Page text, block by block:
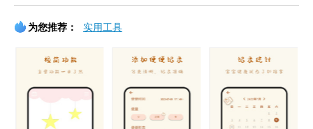
为您推荐： 实用工具